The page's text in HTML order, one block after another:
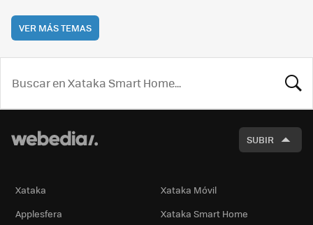
VER MÁS TEMAS
SUBIR
Xataka
Xataka Móvil
Applesfera
Xataka Smart Home